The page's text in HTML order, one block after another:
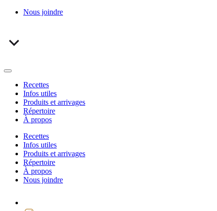
Nous joindre
Recettes
Infos utiles
Produits et arrivages
Répertoire
À propos
Recettes
Infos utiles
Produits et arrivages
Répertoire
À propos
Nous joindre